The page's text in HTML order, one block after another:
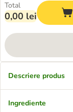
Total
0,00 lei
Descriere produs
Ingrediente